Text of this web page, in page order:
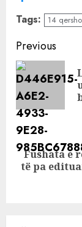
Ky është
horoskopi
ditën e
Tags: 14
Continue
Reading
Previous
Next
Fushata e
të pa